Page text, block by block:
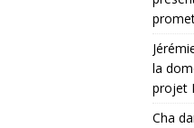
la
projet
Cha